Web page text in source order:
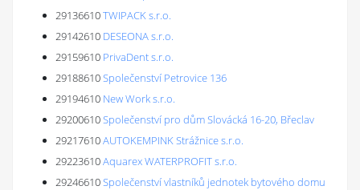
29136610TWIPACK s.r.o.
29142610 DESEONA s.r.o.
29159610 PrivaDent s.r.o.
29188610Společenství Petrovice 136
29194610 New Work s.r.o.
29200610Společenství pro dům Slovácká 16-20, Břeclav
29217610AUTOKEMPINK Strážnice s.r.o.
29223610Aquarex WATERPROFIT s.r.o.
29246610Společenství vlastníků jednotek bytového domu